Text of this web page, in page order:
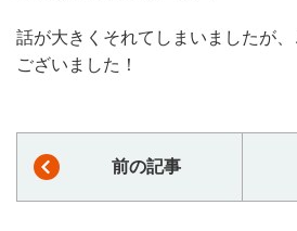
話が大きくそれてしまいましたが
ございました！
前の記事